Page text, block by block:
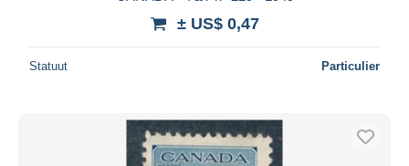
± US$ 0,47
Statuut Particulier